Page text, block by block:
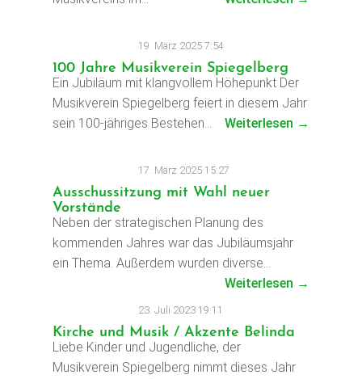
19. März 2025 7:54
100 Jahre Musikverein Spiegelberg
Ein Jubiläum mit klangvollem Höhepunkt Der
Musikverein Spiegelberg feiert in diesem Jahr
sein 100-jähriges Bestehen…
Weiterlesen →
17. März 2025 15:27
Ausschussitzung mit Wahl neuer
Vorstände
Neben der strategischen Planung des
kommenden Jahres war das Jubiläumsjahr
ein Thema. Außerdem wurden diverse…
Weiterlesen →
23. Juli 2023 19:11
Kirche und Musik / Akzente Belinda
Liebe Kinder und Jugendliche, der
Musikverein Spiegelberg nimmt dieses Jahr